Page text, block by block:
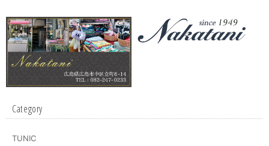
Category
TUNIC